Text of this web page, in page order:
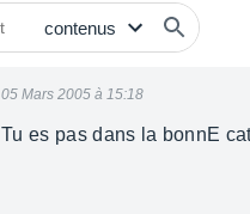
05 Mars 2005 à 15:18
Tu es pas dans la bonnE